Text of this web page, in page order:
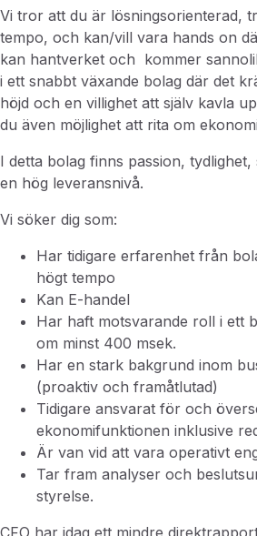
Vi tror att du är lösningsorienterad,
tempo, och kan/vill vara hands on
kan hantverket och kommer
i ett snabbt växande bolag där det
höjd och en villighet att själv kavla
du även möjlighet att rita om
I detta bolag finns passion,
en hög leveransnivå.
Vi söker dig som:
Har tidigare erfarenhet från
högt tempo
Kan E-handel
Har haft motsvarande roll i ett
om minst 400 msek.
Har en stark bakgrund inom
(proaktiv och framåtlutad)
Tidigare ansvarat för och
ekonomifunktionen inklusive
Är van vid att vara operativt
Tar fram analyser och
styrelse.
CFO har idag ett mindre